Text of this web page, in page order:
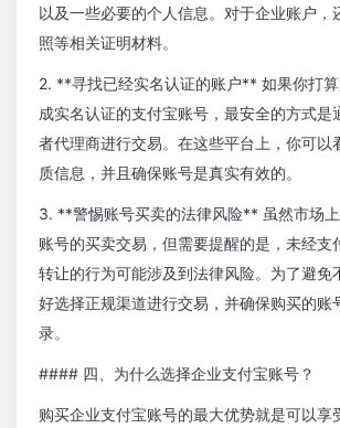
以及一些必要的个人信息。对于企业账户，
照等相关证明材料。
2. **寻找已经实名认证的账户** 如果你打
成实名认证的支付宝账号，最安全的方式是
者代理商进行交易。在这些平台上，你可以
质信息，并且确保账号是真实有效的。
3. **警惕账号买卖的法律风险** 虽然市场
账号的买卖交易，但需要提醒的是，未经支
转让的行为可能涉及到法律风险。为了避免
好选择正规渠道进行交易，并确保购买的账
录。
#### 四、为什么选择企业支付宝账号？
购买企业支付宝账号的最大优势就是可以享